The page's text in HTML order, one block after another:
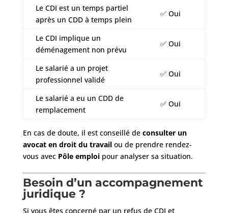
Le CDI est un temps partiel
après un CDD à temps plein
✅ Oui
Le CDI implique un
déménagement non prévu
✅ Oui
Le salarié a un projet
professionnel validé
✅ Oui
Le salarié a eu un CDD de
remplacement
✅ Oui
En cas de doute, il est conseillé de consulter un
avocat en droit du travailou de prendre rendez-
vous avec Pôle emploipour analyser sa situation.
Besoin d’un accompagnement
juridique ?
Si vous êtes concerné par un refus de CDI et